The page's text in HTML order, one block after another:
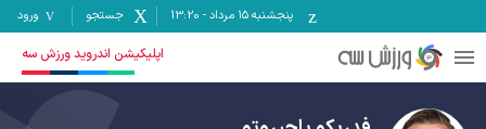
پنجشنبه ۱۵ مرداد -
13:20 جستجو ورود
اپلیکیشن اندروید ورزش سه